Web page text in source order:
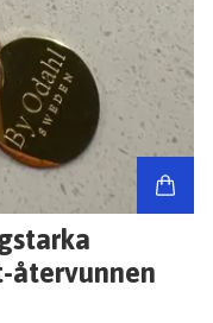
återvunnen